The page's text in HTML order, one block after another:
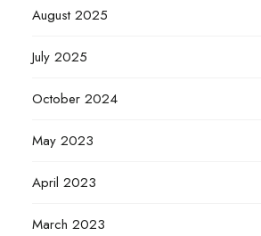
August 2025
July 2025
October 2024
May 2023
April 2023
March 2023